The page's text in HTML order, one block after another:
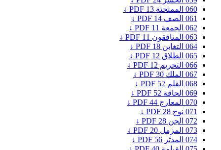
060 الممتحنة 13
PDF ↓
061 الصف 14
PDF ↓
062 الجمعة 11
PDF ↓
063 المنافقون 11
PDF ↓
064 التغابن 18
PDF ↓
065 الطلاق 12
PDF ↓
066 التحريم 12
PDF ↓
067 الملك 30
PDF ↓
068 القلم 52
PDF ↓
069 الحاقة 52
PDF ↓
070 المعارج 44
PDF ↓
071 نوح 28
PDF ↓
072 الجن 28
PDF ↓
073 المزمل 20
PDF ↓
074 المدثر 56
PDF ↓